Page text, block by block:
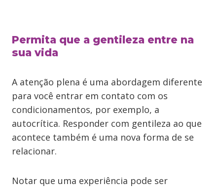
Permita que a gentileza entre na
sua vida
A atenção plena é uma abordagem diferente
para você entrar em contato com os
condicionamentos, por exemplo, a
autocrítica. Responder com gentileza ao que
acontece também é uma nova forma de se
relacionar.
Notar que uma experiência pode ser